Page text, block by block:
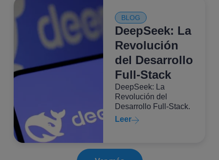
BLOG
DeepSeek: La
Revolución
del Desarrollo
Full-Stack
DeepSeek: La
Revolución del
Desarrollo Full-Stack.
Leer